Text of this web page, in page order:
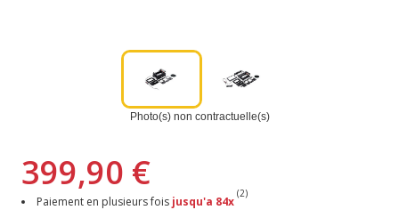
Photo(s) non contractuelle(s)
399,90 €
Paiement en plusieurs fois jusqu'a 84x
(2)